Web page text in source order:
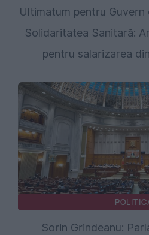
Ultimatum pentru
Solidaritatea Sanitară:
pentru salarizarea
Sorin Grindeanu: